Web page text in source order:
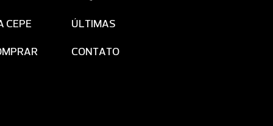
CEPE ÚLTIMAS
CONTATO